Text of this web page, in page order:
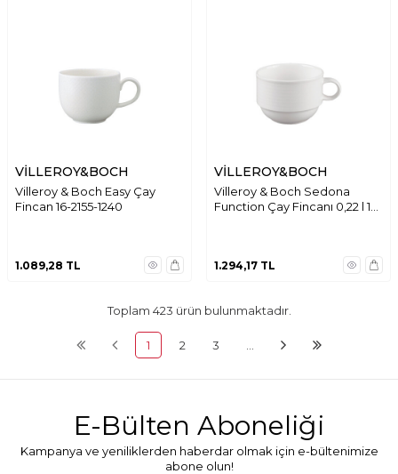
VİLLEROY&BOCH
Villeroy & Boch Easy Çay
Fincan 16-2155-1240
1.089,28 TL
VİLLEROY&BOCH
Villeroy & Boch Sedona
Function Çay Fincanı 0,22 l 16-
1.294,17 TL
Toplam 423 ürün bulunmaktadır.
1 2 3
E-Bülten Aboneliği
Kampanya ve yeniliklerden haberdar olmak için e-bültenimize
abone olun!